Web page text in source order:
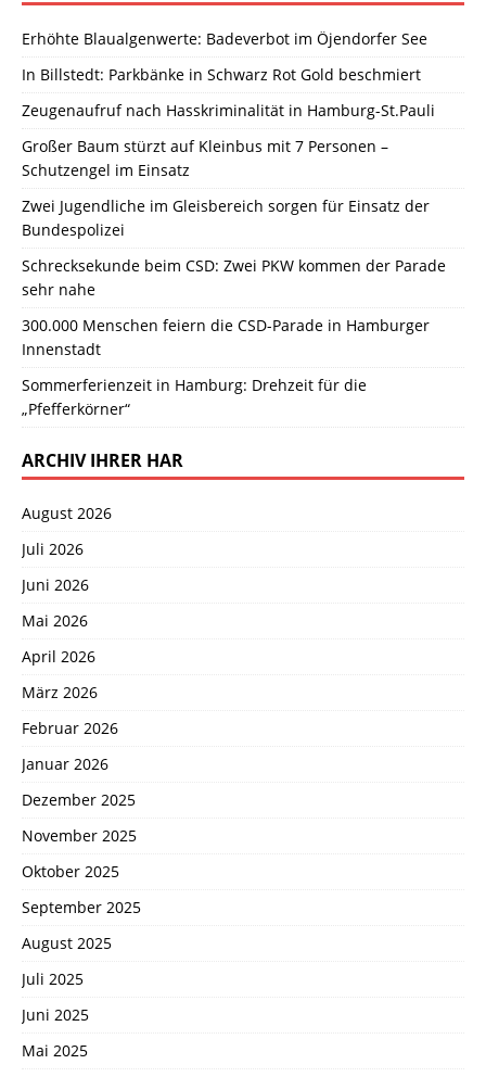
Erhöhte Blaualgenwerte: Badeverbot im Öjendorfer See
In Billstedt: Parkbänke in Schwarz Rot Gold beschmiert
Zeugenaufruf nach Hasskriminalität in Hamburg-St.Pauli
Großer Baum stürzt auf Kleinbus mit 7 Personen –
Schutzengel im Einsatz
Zwei Jugendliche im Gleisbereich sorgen für Einsatz der
Bundespolizei
Schrecksekunde beim CSD: Zwei PKW kommen der Parade
sehr nahe
300.000 Menschen feiern die CSD-Parade in Hamburger
Innenstadt
Sommerferienzeit in Hamburg: Drehzeit für die
„Pfefferkörner“
ARCHIV IHRER HAR
August 2026
Juli 2026
Juni 2026
Mai 2026
April 2026
März 2026
Februar 2026
Januar 2026
Dezember 2025
November 2025
Oktober 2025
September 2025
August 2025
Juli 2025
Juni 2025
Mai 2025